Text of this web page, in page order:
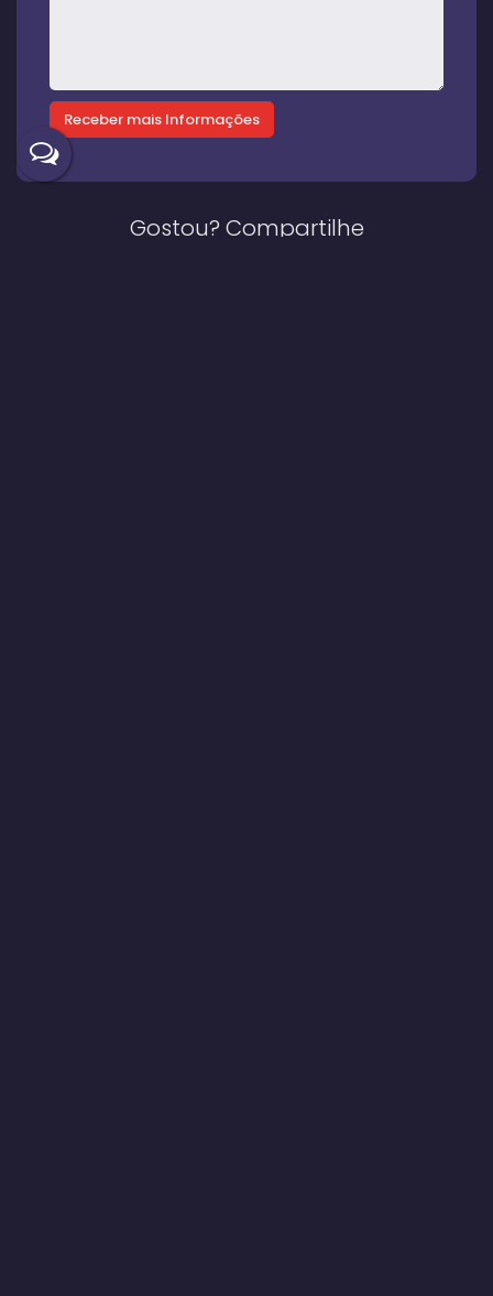
Gostou? Compartilhe